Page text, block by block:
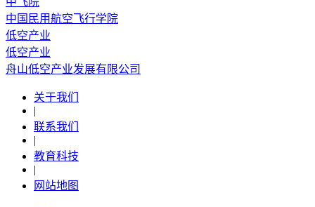
中国民用航空飞行学院
低空产业
低空产业
舟山低空产业发展有限公司
关于我们
联系我们
教育科技
网站地图